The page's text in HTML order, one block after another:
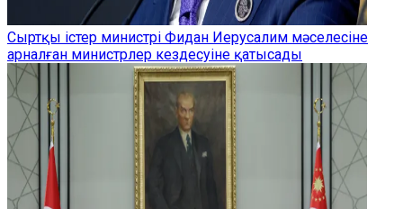
Сыртқы істер министрі Фидан Иерусалим мәселесіне
арналған министрлер кездесуіне қатысады